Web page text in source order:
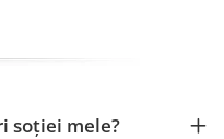
soției mele?